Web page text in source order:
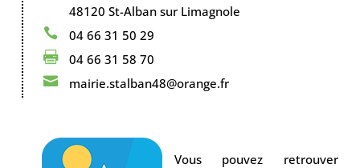
48120 St-Alban sur Limagnole
 04 66 31 50 29
 04 66 31 58 70
 mairie.stalban48@orange.fr
Vous pouvez retrouver